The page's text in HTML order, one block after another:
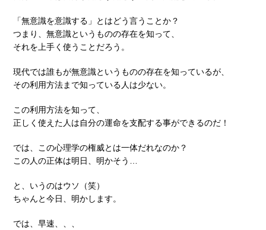
「無意識を意識する」とはどう言うことか？
つまり、無意識というものの存在を知って、
それを上手く使うことだろう。
現代では誰もが無意識というものの存在を知っているが、
その利用方法まで知っている人は少ない。
この利用方法を知って、
正しく使えた人は自分の運命を支配する事ができるのだ！
では、この心理学の権威とは一体だれなのか？
この人の正体は明日、明かそう…
と、いうのはウソ（笑）
ちゃんと今日、明かします。
では、早速、、、